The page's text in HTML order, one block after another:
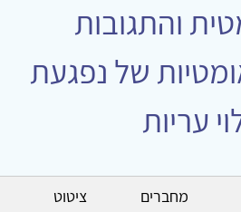
והתגובות
של נפגעת
עריות
מחברים ציטוט